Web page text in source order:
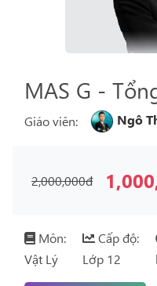
MAS G -
Giáo viên: Ngô
2,000,000đ
Môn:
Vật Lý
Cấp độ:
Lớp 12